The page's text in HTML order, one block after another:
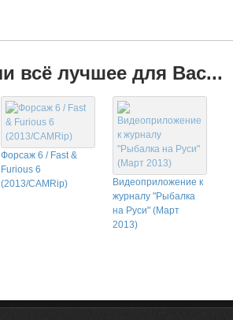
всё лучшее для Вас...
Форсаж 6 / Fast &
Furious 6
(2013/CAMRip)
Видеоприложение к
журналу "Рыбалка
на Руси" (Март
2013)